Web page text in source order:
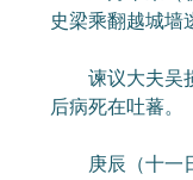
史梁乘翻越城墙
谏议大夫吴损
后病死在吐蕃。
庚辰（十一日